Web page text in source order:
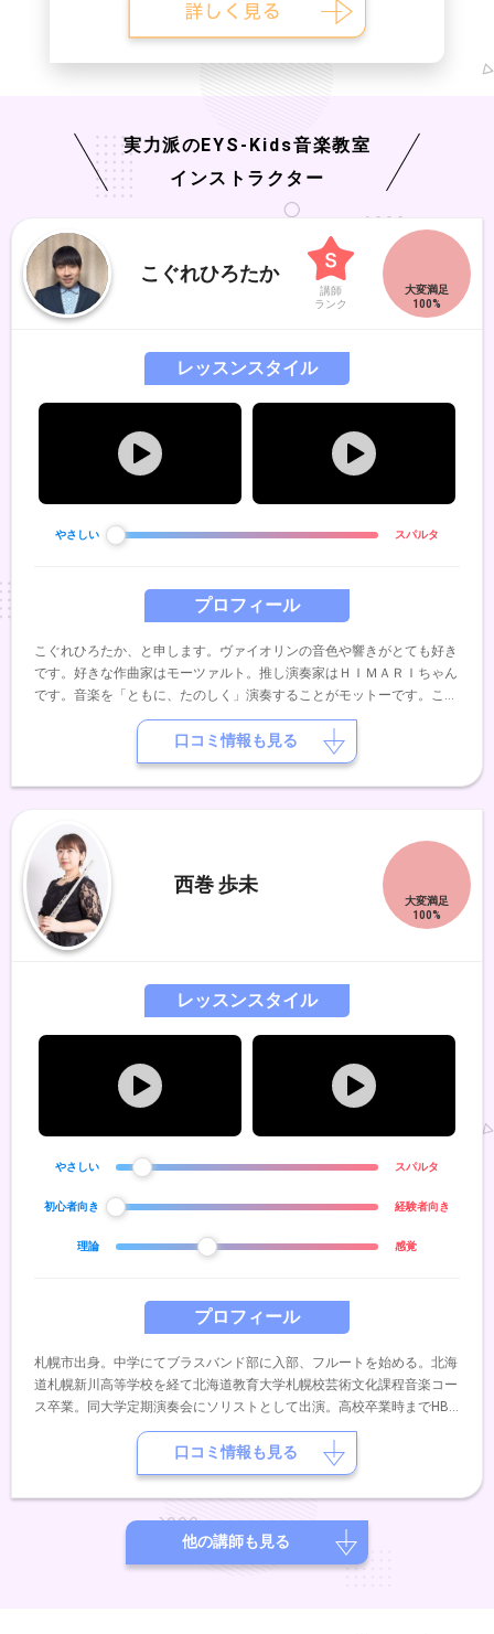
実力派のEYS-Kids音楽教室
インストラクター
こぐれひろたか
講師
ランク
プロフィール
こぐれひろたか、と申します。ヴァイオリンの音色や響きがとても好き
です。好きな作曲家はモーツァルト。推し演奏家はＨＩＭＡＲＩちゃん
です。音楽を「ともに、たのしく」演奏することがモットーです。これ
まで様々なオーケストラに所属してきました。合奏やアンサンブルも得
意です。長年カナダに住んでおりまして、英語やフランス語（少々）が
話せます。音楽以外では、食べ歩きや旅行が趣味です。好きな食べ（飲
レッスンスタイル
やさしい スパルタ
口コミ情報も見る
西巻 歩未
プロフィール
札幌市出身。中学にてブラスバンド部に入部、フルートを始める。北海
道札幌新川高等学校を経て北海道教育大学札幌校芸術文化課程音楽コー
ス卒業。同大学定期演奏会にソリストとして出演。高校卒業時までHBC
ジュニアオーケストラに所属。これまでにフルートを八條美奈子、阿部
レッスンスタイル
やさしい スパルタ
初心者向き 経験者向き
理論 感覚
口コミ情報も見る
他の講師も見る